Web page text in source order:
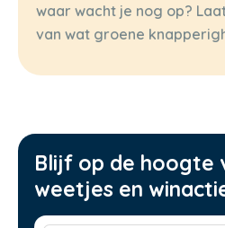
waar wacht je nog op?
van wat groene
Blijf op de hoogte
weetjes en